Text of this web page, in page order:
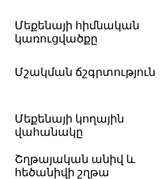
Մեքենայի հիմնական
կառուցվածքը
Մշակման ճշգրտություն
Մեքենայի կողային
վահանակը
Շղթայական անիվ և
հեծանիվի շղթա